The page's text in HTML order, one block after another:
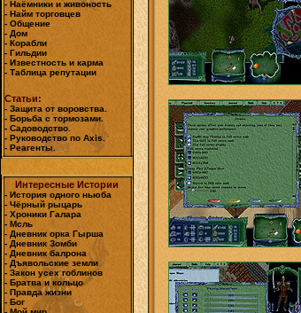
- Наёмники и живоность
- Найм торговцев
- Общение
- Дом
- Корабли
- Гильдии
- Известность и карма
- Таблица репутации
Статьи:
- Защита от воровства.
- Борьба с тормозами.
- Садоводство.
- Руководство по Axis.
- Реагенты.
Интересные Истории
- История одного ньюба
- Чёрный рыцарь
- Хроники Галара
- Мсль
- Дневник орка Гырша
- Дневник Зомби
- Дневник балрона
- Дъявольские земли
- Закон усех гоблинов
- Братва и кольцо
- Правда жизни
- Бог